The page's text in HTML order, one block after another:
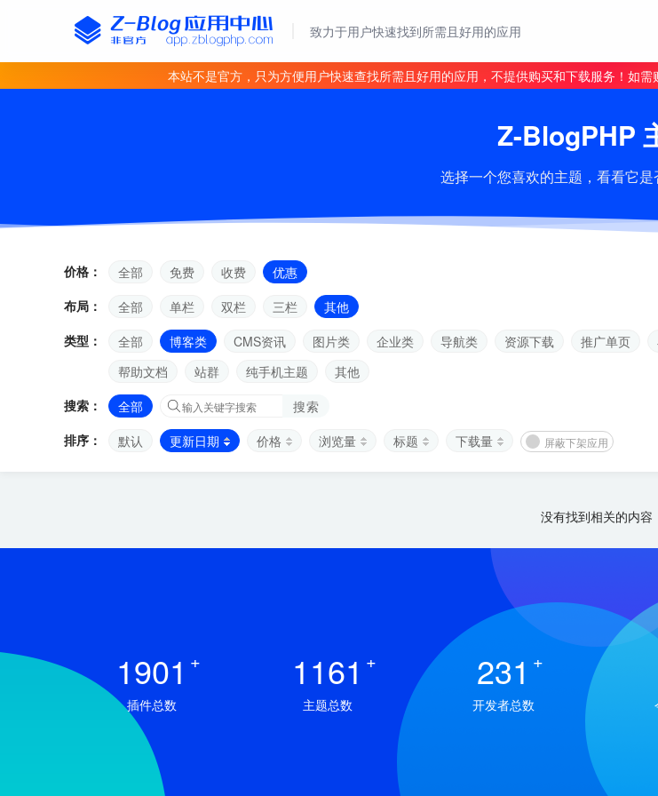
致力于用户快速找到所需且好用的应用
本站不是官方，只为方便用户快速查找所需且好用的应用，不提供购买和下载服务！如
Z-BlogPHP
选择一个您喜欢的主题，看看它
价格： 全部 免费 收费
优惠
布局：
全部 单栏 双栏 三栏
其他
类型：
全部 博客类 CMS资讯 图片类 企业类 导航类 资源下载 推广单页
帮助文档
站群 纯手机主题
其他
搜索：
全部
搜索
排序：
默认 更新日期 价格 浏览量 标题 下载量 屏蔽下架应用
没有找到相关的内容
1901 +
插件总数
1161 +
主题总数
231 +
开发者总数